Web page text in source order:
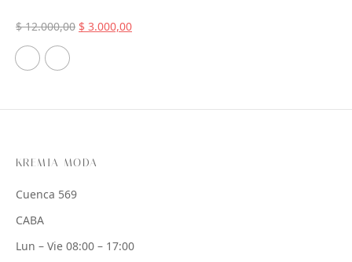
$12.000,00 El
$ 3.000,00El
KREMIA MODA
Cuenca 569
CABA
Lun – Vie 08:00 – 17:00